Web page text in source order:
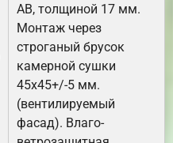
АВ, толщиной 17 мм.
Монтаж через
строганый брусок
камерной сушки
45х45+/-5 мм.
(вентилируемый
фасад). Влаго-